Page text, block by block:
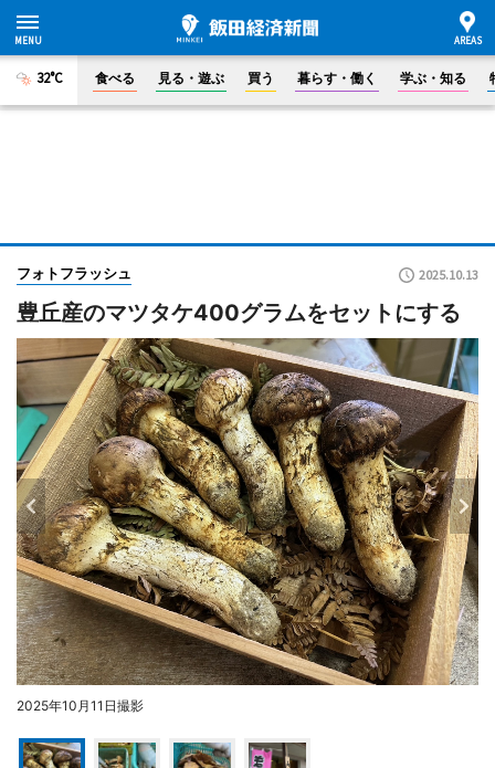
32°C 食べる 見る・遊ぶ 買う 暮らす・働く 学ぶ・知る
フォトフラッシュ 2025.10.13
豊丘産のマツタケ400グラムをセットにする
2025年10月11日撮影